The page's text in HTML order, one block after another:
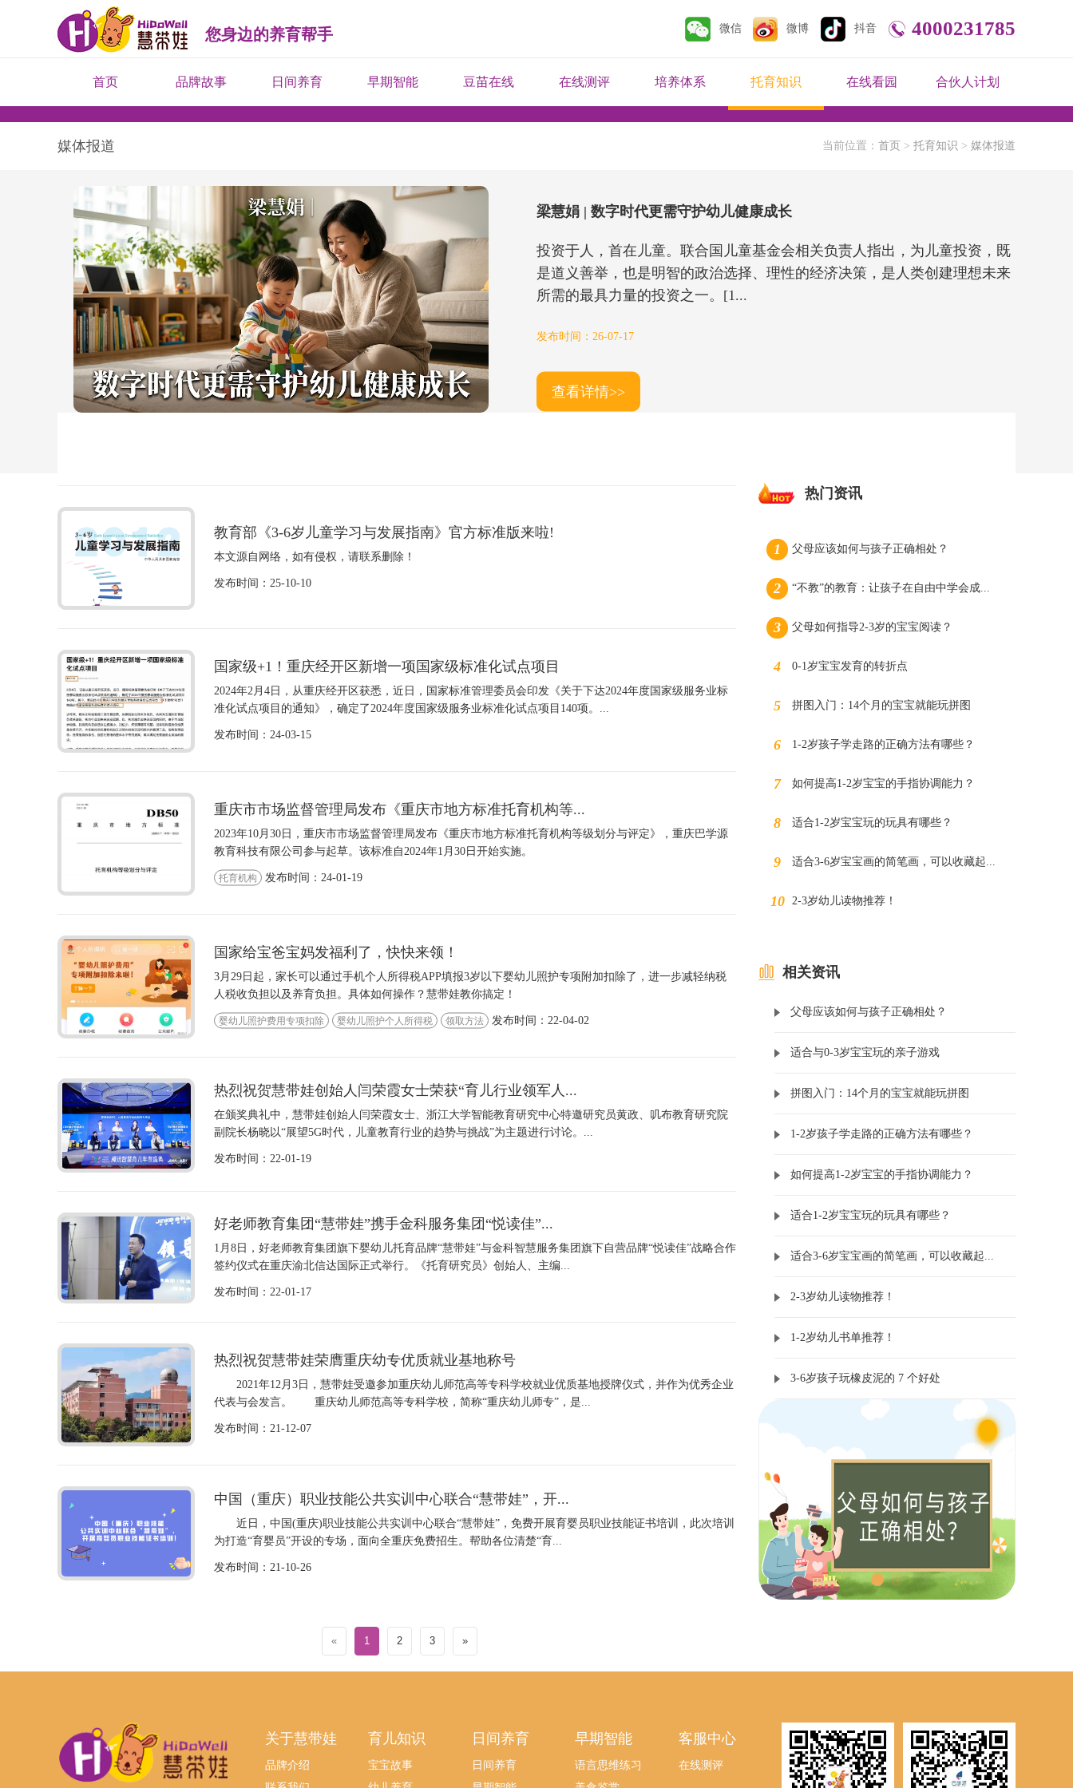
您身边的养育帮手 4000231785
微信 微博 抖音
首页 品牌故事 日间养育 早期智能 豆苗在线 在线测评 培养体系 托育知识 在线看园 合伙人计划
媒体报道 当前位置： 首页 > 托育知识 > 媒体报道
梁慧娟 | 数字时代更需守护幼儿健康成长
投资于人，首在儿童。联合国儿童基金会相关负责人指出，为儿童投资，既
是道义善举，也是明智的政治选择、理性的经济决策，是人类创建理想未来
所需的最具力量的投资之一。[1...
发布时间：26-07-17
教育部《3-6岁儿童学习与发展指南》官方标准版来啦!
本文源自网络，如有侵权，请联系删除！
发布时间：25-10-10
国家级+1！重庆经开区新增一项国家级标准化试点项目
2024年2月4日，从重庆经开区获悉，近日，国家标准管理委员会印发《关于下达2024年度国家级服务业标
准化试点项目的通知》，确定了2024年度国家级服务业标准化试点项目140项。...
发布时间：24-03-15
重庆市市场监督管理局发布《重庆市地方标准托育机构等...
2023年10月30日，重庆市市场监督管理局发布《重庆市地方标准托育机构等级划分与评定》，重庆巴学源
教育科技有限公司参与起草。该标准自2024年1月30日开始实施。
托育机构 发布时间：24-01-19
国家给宝爸宝妈发福利了，快快来领！
3月29日起，家长可以通过手机个人所得税APP填报3岁以下婴幼儿照护专项附加扣除了，进一步减轻纳税
人税收负担以及养育负担。​具体如何操作？慧带娃教你搞定！
婴幼儿照护费用专项扣除 婴幼儿照护个人所得税 领取方法 发布时间：22-04-02
热烈祝贺慧带娃创始人闫荣霞女士荣获“育儿行业领军人...
在颁奖典礼中，慧带娃创始人闫荣霞女士、浙江大学智能教育研究中心特邀研究员黄政、叽布教育研究院
副院长杨晓以“展望5G时代，儿童教育行业的趋势与挑战”为主题进行讨论。...
发布时间：22-01-19
好老师教育集团“慧带娃”携手金科服务集团“悦读佳”...
1月8日，好老师教育集团旗下婴幼儿托育品牌“慧带娃”与金科智慧服务集团旗下自营品牌“悦读佳”战略合作
签约仪式在重庆渝北信达国际正式举行。《托育研究员》创始人、主编...
发布时间：22-01-17
热烈祝贺慧带娃荣膺重庆幼专优质就业基地称号
2021年12月3日，慧带娃受邀参加重庆幼儿师范高等专科学校就业优质基地授牌仪式，并作为优秀企业
代表与会发言。 重庆幼儿师范高等专科学校，简称“重庆幼儿师专”，是...
发布时间：21-12-07
中国（重庆）职业技能公共实训中心联合“慧带娃”，开...
近日，中国(重庆)职业技能公共实训中心联合“慧带娃”，免费开展育婴员职业技能证书培训，此次培训
为打造“育婴员”开设的专场，面向全重庆免费招生。帮助各位清楚“育...
发布时间：21-10-26
« 1 2 3 »
热门资讯
父母应该如何与孩子正确相处？
“不教”的教育：让孩子在自由中学会成...
父母如何指导2-3岁的宝宝阅读？
0-1岁宝宝发育的转折点
拼图入门：14个月的宝宝就能玩拼图
1-2岁孩子学走路的正确方法有哪些？
如何提高1-2岁宝宝的手指协调能力？
适合1-2岁宝宝玩的玩具有哪些？
适合3-6岁宝宝画的简笔画，可以收藏起...
2-3岁幼儿读物推荐！
相关资讯
父母应该如何与孩子正确相处？
适合与0-3岁宝宝玩的亲子游戏
拼图入门：14个月的宝宝就能玩拼图
1-2岁孩子学走路的正确方法有哪些？
如何提高1-2岁宝宝的手指协调能力？
适合1-2岁宝宝玩的玩具有哪些？
适合3-6岁宝宝画的简笔画，可以收藏起...
2-3岁幼儿读物推荐！
1-2岁幼儿书单推荐！
3-6岁孩子玩橡皮泥的 7 个好处
关于慧带娃
品牌介绍
育儿知识
宝宝故事
日间养育
日间养育
早期智能
语言思维练习
客服中心
在线测评